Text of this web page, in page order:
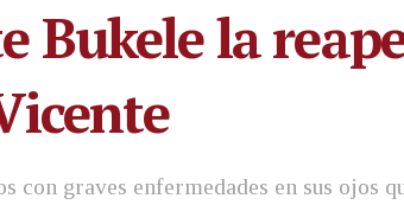
Bukele la
graves enfermedades en sus ojos